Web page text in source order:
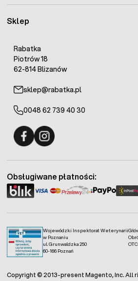
Kora ogrodowa
uzyskania najlepszych efektów,
Sklep
Rabatka
Piotrów 18
62-814 Blizanów
sklep@rabatka.pl
0048 62 739 40 30
Wojewódzki Inspektorat Weterynarii
w Poznaniu
ul. Grunwaldzka 250
60-166 Poznań
Obsługiwane płatności:
Copyright © 2013-present Magento, Inc. All